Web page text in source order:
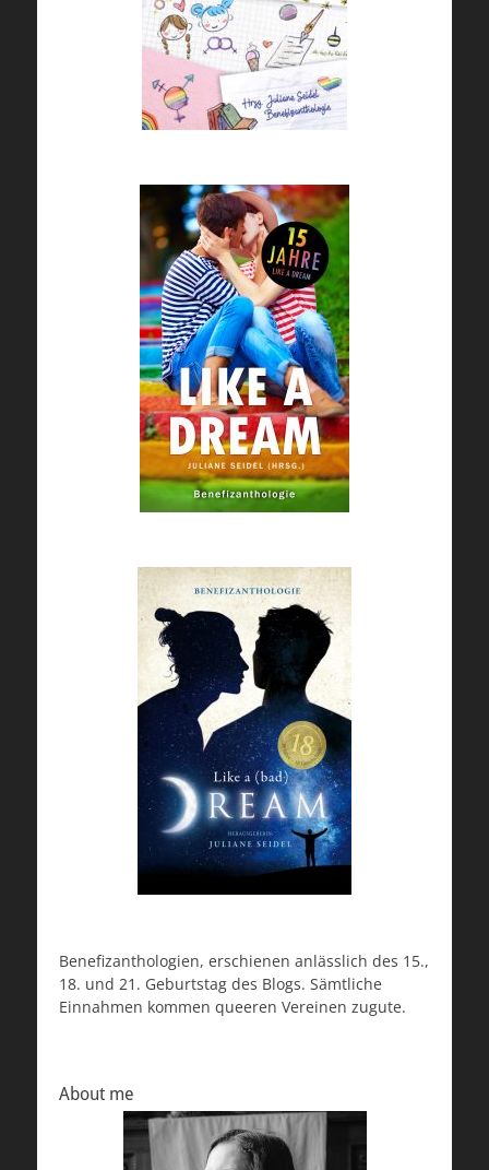
Benefizanthologien, erschienen anlässlich des 15.,
18. und 21. Geburtstag des Blogs. Sämtliche
Einnahmen kommen queeren Vereinen zugute.
About me